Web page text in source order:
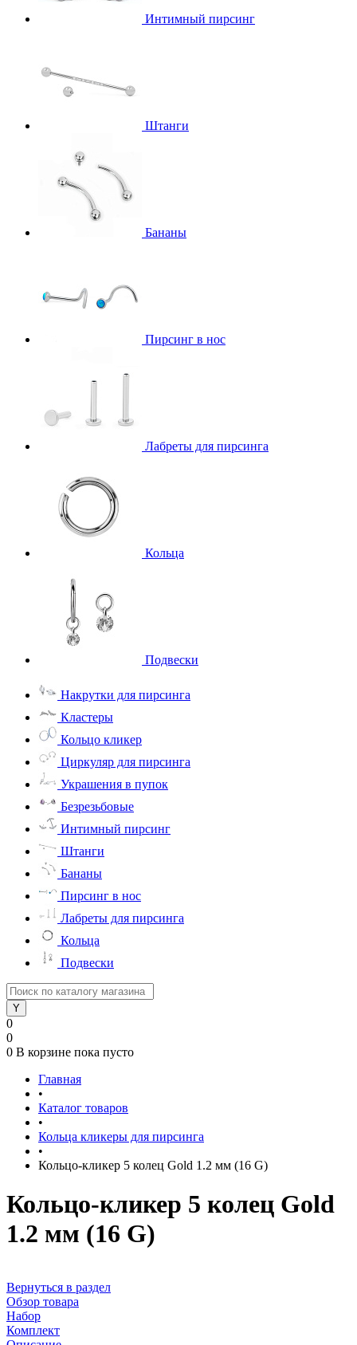
Интимный пирсинг
Штанги
Бананы
Пирсинг в нос
Лабреты для пирсинга
Кольца
Подвески
Накрутки для пирсинга
Кластеры
Кольцо кликер
Циркуляр для пирсинга
Украшения в пупок
Безрезьбовые
Интимный пирсинг
Штанги
Бананы
Пирсинг в нос
Лабреты для пирсинга
Кольца
Подвески
0
0
0 В корзине пока пусто
Главная
•
Каталог товаров
•
Кольца кликеры для пирсинга
•
Кольцо-кликер 5 колец Gold 1.2 мм (16 G)
Кольцо-кликер 5 колец Gold
1.2 мм (16 G)
Вернуться в раздел
Обзор товара
Набор
Комплект